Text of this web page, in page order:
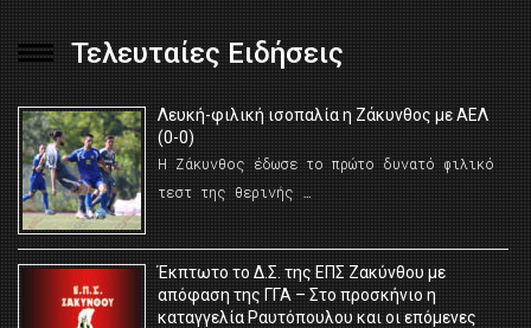
Τελευταίες Ειδήσεις
Λευκή-φιλική ισοπαλία η Ζάκυνθος με ΑΕΛ
(0-0)
Η Ζάκυνθος έδωσε το πρώτο δυνατό φιλικό
τεστ της θερινής …
Έκπτωτο το Δ.Σ. της ΕΠΣ Ζακύνθου με
απόφαση της ΓΓΑ – Στο προσκήνιο η
καταγγελία Ραυτόπουλου και οι επόμενες